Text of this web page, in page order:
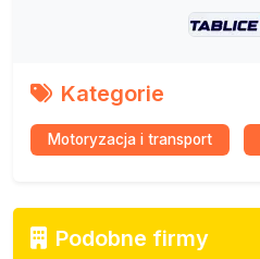
Kategorie
Motoryzacja i transport
Podobne firmy